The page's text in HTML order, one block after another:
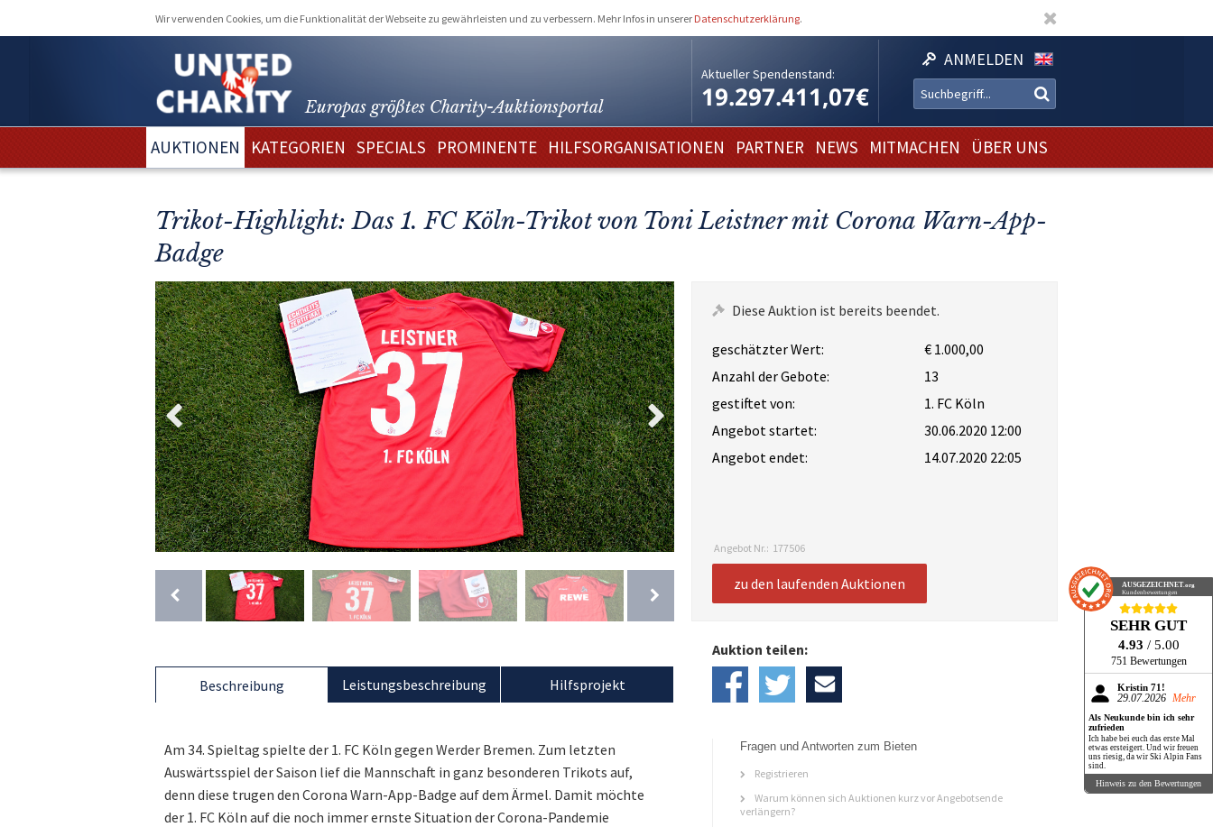
Wir verwenden Cookies, um die Funktionalität der Webseite zu gewährleisten und zu verbessern. Mehr Infos in unserer Datenschutzerklärung.
Europas größtes Charity-Auktionsportal
Aktueller Spendenstand:
19.297.411,07€
ANMELDEN
AUKTIONEN KATEGORIEN SPECIALS PROMINENTE HILFSORGANISATIONEN PARTNER NEWS MITMACHEN ÜBER UNS
Trikot-Highlight: Das 1. FC Köln-Trikot von Toni Leistner mit Corona Warn-App-
Badge
Diese Auktion ist bereits beendet.
geschätzter Wert:
€ 1.000,00
Anzahl der Gebote:
13
gestiftet von:
1. FC Köln
Angebot startet:
30.06.2020 12:00
Angebot endet:
14.07.2020 22:05
Angebot Nr.: 177506
zu den laufenden Auktionen
Beschreibung
Am 34. Spieltag spielte der 1. FC Köln gegen Werder Bremen. Zum letzten
Auswärtsspiel der Saison lief die Mannschaft in ganz besonderen Trikots auf,
denn diese trugen den Corona Warn-App-Badge auf dem Ärmel. Damit möchte
der 1. FC Köln auf die noch immer ernste Situation der Corona-Pandemie
Leistungsbeschreibung Hilfsprojekt
Auktion teilen:
Fragen und Antworten zum Bieten
Registrieren
Warum können sich Auktionen kurz vor Angebotsende
verlängern?
AUSGEZEICHNET.org
Kundenbewertungen
SEHR GUT
4.93 / 5.00
751 Bewertungen
Kristin 71!
29.07.2026 Mehr
Als Neukunde bin ich sehr
zufrieden
Ich habe bei euch das erste Mal
etwas ersteigert. Und wir freuen
uns riesig, da wir Ski Alpin Fans
sind.
Hinweis zu den Bewertungen